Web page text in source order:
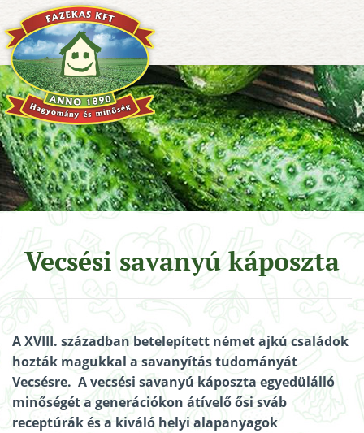
Vecsési savanyú káposzta
A XVIII. században betelepített német ajkú családok
hozták magukkal a savanyítás tudományát
Vecsésre. A vecsési savanyú káposzta egyedülálló
minőségét a generációkon átívelő ősi sváb
receptúrák és a kiváló helyi alapanyagok